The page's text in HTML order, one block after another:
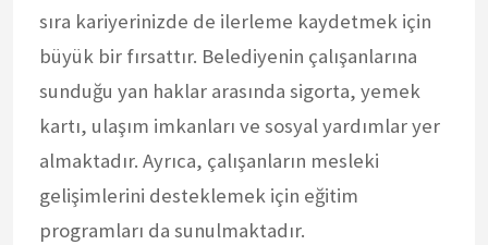
sıra kariyerinizde de ilerleme kaydetmek için
büyük bir fırsattır. Belediyenin çalışanlarına
sunduğu yan haklar arasında sigorta, yemek
kartı, ulaşım imkanları ve sosyal yardımlar yer
almaktadır. Ayrıca, çalışanların mesleki
gelişimlerini desteklemek için eğitim
programları da sunulmaktadır.